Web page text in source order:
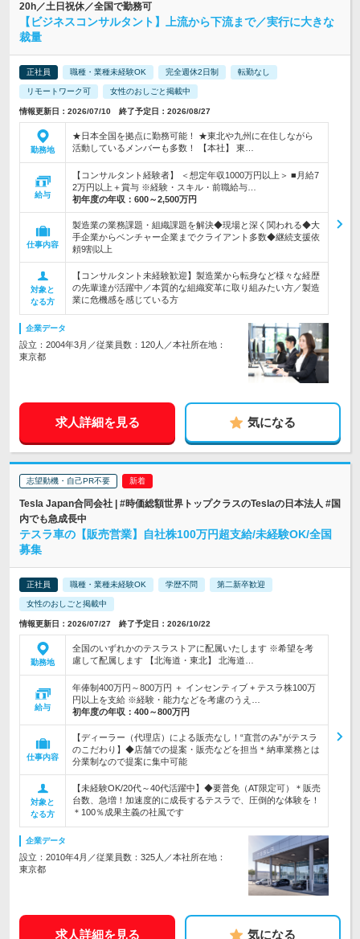
20h／土日祝休／全国で勤務可
【ビジネスコンサルタント】上流から下流まで／実行に大きな
裁量
正社員 職種・業種未経験OK 完全週休2日制 転勤なし
リモートワーク可 女性のおしごと掲載中
情報更新日：2026/07/10 終了予定日：2026/08/27
勤務地
★日本全国を拠点に勤務可能！ ★東北や九州に在住しながら
活動しているメンバーも多数！ 【本社】 東…
給与
【コンサルタント経験者】 ＜想定年収1000万円以上＞ ■月給7
2万円以上＋賞与 ※経験・スキル・前職給与…
初年度の年収： 600～2,500万円
仕事内容
製造業の業務課題・組織課題を解決◆現場と深く関われる◆大
手企業からベンチャー企業までクライアント多数◆継続支援依
頼9割以上
対象と
なる方
【コンサルタント未経験歓迎】製造業から転身など様々な経歴
の先輩達が活躍中／本質的な組織変革に取り組みたい方／製造
業に危機感を感じている方
企業データ
設立：2004年3月／従業員数：120人／本社所在地：
東京都
求人詳細を見る 気になる
志望動機・自己PR不要
Tesla Japan合同会社 | #時価総額世界トップクラスのTeslaの日本法人 #国
内でも急成長中
テスラ車の【販売営業】自社株100万円超支給/未経験OK/全国
募集
正社員 職種・業種未経験OK 学歴不問 第二新卒歓迎
女性のおしごと掲載中
情報更新日：2026/07/27 終了予定日：2026/10/22
勤務地
全国のいずれかのテスラストアに配属いたします ※希望を考
慮して配属します 【北海道・東北】 北海道…
給与
年俸制400万円～800万円 ＋ インセンティブ + テスラ株100万
円以上を支給 ※経験・能力などを考慮のうえ…
初年度の年収： 400～800万円
仕事内容
【ディーラー（代理店）による販売なし！“直営のみ”がテスラ
のこだわり】◆店舗での提案・販売などを担当＊納車業務とは
分業制なので提案に集中可能
対象と
なる方
【未経験OK/20代～40代活躍中】◆要普免（AT限定可）＊販売
台数、急増！加速度的に成長するテスラで、圧倒的な体験を！
＊100％成果主義の社風です
企業データ
設立：2010年4月／従業員数：325人／本社所在地：
東京都
求人詳細を見る 気になる